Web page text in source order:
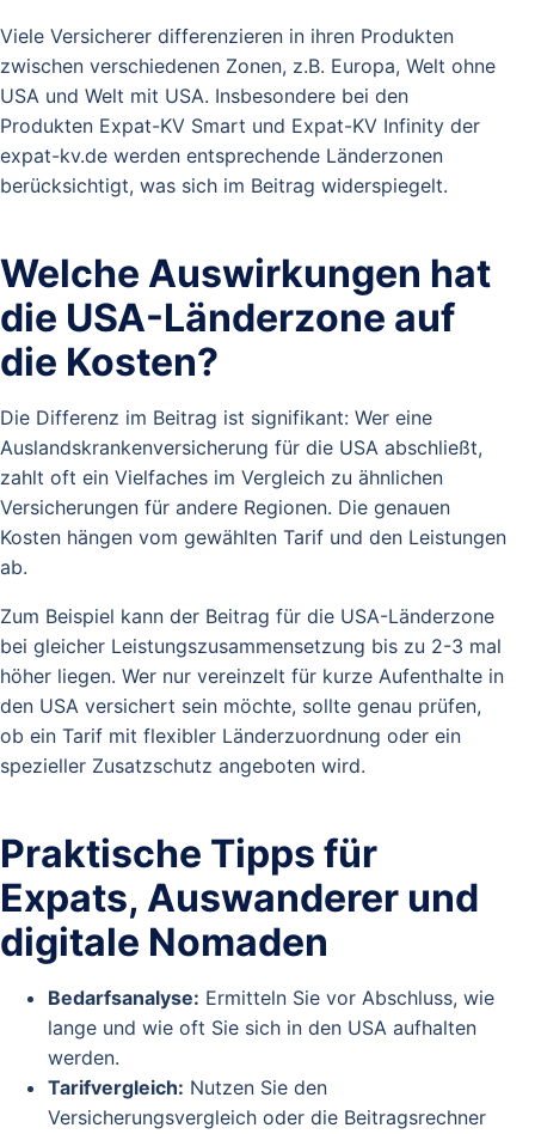
Viele Versicherer differenzieren in ihren Produkten
zwischen verschiedenen Zonen, z.B. Europa, Welt ohne
USA und Welt mit USA. Insbesondere bei den
Produkten Expat-KV Smart und Expat-KV Infinity der
expat-kv.de werden entsprechende Länderzonen
berücksichtigt, was sich im Beitrag widerspiegelt.
Welche Auswirkungen hat
die USA-Länderzone auf
die Kosten?
Die Differenz im Beitrag ist signifikant: Wer eine
Auslandskrankenversicherung für die USA abschließt,
zahlt oft ein Vielfaches im Vergleich zu ähnlichen
Versicherungen für andere Regionen. Die genauen
Kosten hängen vom gewählten Tarif und den Leistungen
ab.
Zum Beispiel kann der Beitrag für die USA-Länderzone
bei gleicher Leistungszusammensetzung bis zu 2-3 mal
höher liegen. Wer nur vereinzelt für kurze Aufenthalte in
den USA versichert sein möchte, sollte genau prüfen,
ob ein Tarif mit flexibler Länderzuordnung oder ein
spezieller Zusatzschutz angeboten wird.
Praktische Tipps für
Expats, Auswanderer und
digitale Nomaden
Bedarfsanalyse: Ermitteln Sie vor Abschluss, wie
lange und wie oft Sie sich in den USA aufhalten
werden.
Tarifvergleich: Nutzen Sie den
Versicherungsvergleich oder die Beitragsrechner